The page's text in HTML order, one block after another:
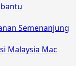
Semenanjung
Malaysia Mac